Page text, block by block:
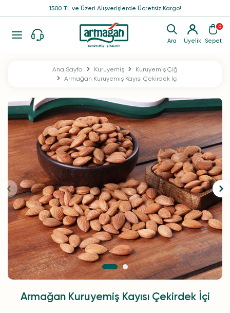
Ara Üyelik
0
Sepet
1500 TL ve Üzeri Alışverişlerde Ücretsiz Kargo!
Ana Sayfa Kuruyemiş
Kuruyemiş Çiğ
Armağan Kuruyemiş Kayısı Çekirdek İçi
Armağan Kuruyemiş Kayısı Çekirdek İçi